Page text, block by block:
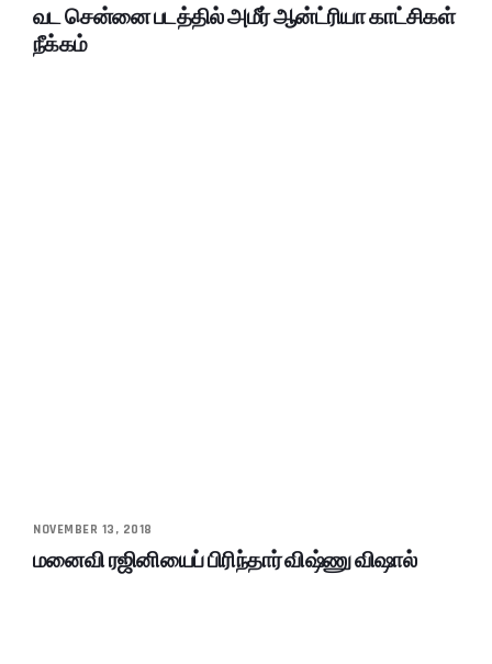
வட சென்னை படத்தில் அமீர் ஆன்ட்ரியா காட்சிகள்
நீக்கம்
NOVEMBER 13, 2018
மனைவி ரஜினியைப் பிரிந்தார் விஷ்ணு விஷால்